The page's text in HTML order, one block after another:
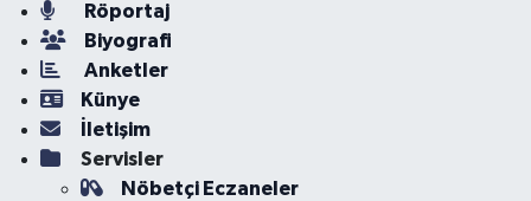
Röportaj
Biyografi
Anketler
Künye
İletişim
Servisler
Nöbetçi Eczaneler